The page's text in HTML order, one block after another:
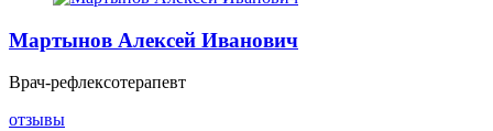
Мартынов Алексей Иванович
Врач-рефлексотерапевт
отзывы